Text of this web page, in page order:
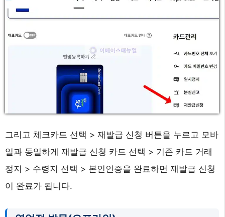
그리고 체크카드 선택 > 재발급 신청 버튼을 누르고 모바
일과 동일하게 재발급 신청 카드 선택 > 기존 카드 거래
정지 > 수령지 선택 > 본인인증을 완료하면 재발급 신청
이 완료가 됩니다.